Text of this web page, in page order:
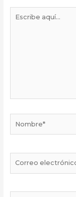
aquí...
electrónico*